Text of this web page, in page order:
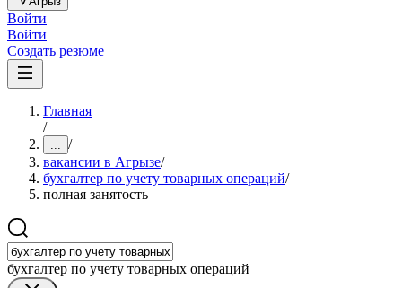
Войти
Войти
Создать резюме
Главная
/
... /
вакансии в Агрызе/
бухгалтер по учету товарных операций/
полная занятость
бухгалтер по учету товарных операций